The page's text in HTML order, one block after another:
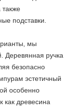
подставки.
мы
Деревянная ручка
безопасно
эстетичный
особенно
как древесина